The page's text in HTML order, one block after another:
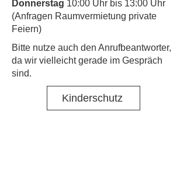
Donnerstag 10:00 Uhr bis 13:00 Uhr
(Anfragen Raumvermietung private
Feiern)
​Bitte nutze auch den Anrufbeantworter,
da wir vielleicht gerade im Gespräch
sind.
Kinderschutz